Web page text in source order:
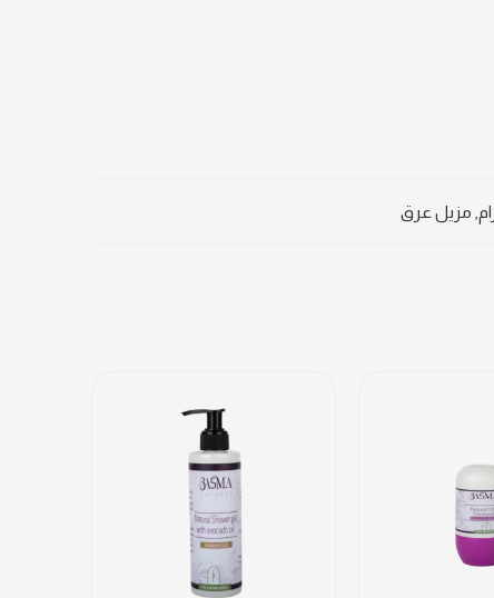
, مزيل عرق
شاور جل من غير رائحه
شاور جل لافندر
شاور جل ورد و فانيلا
شاور جل عود